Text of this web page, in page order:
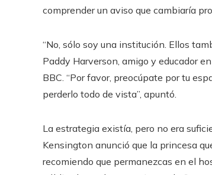
comprender un aviso que cambiaría
“No, sólo soy una institución. Ellos
Paddy Harverson, amigo y educador
BBC. “Por favor, preocúpate por tu
perderlo todo de vista”, apuntó.
La estrategia existía, pero no era
Kensington anunció que la princesa
recomiendo que permanezcas en el